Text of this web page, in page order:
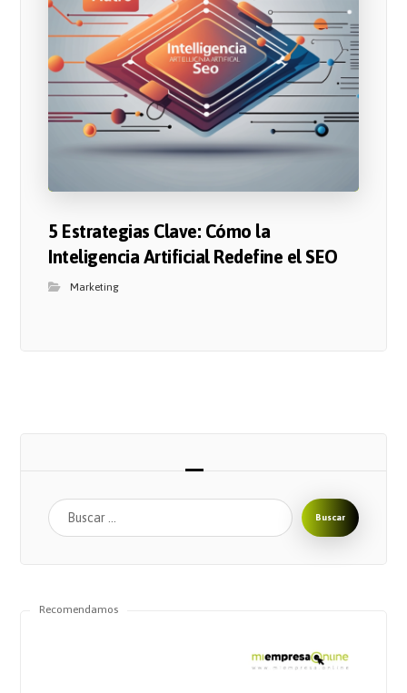
5 Estrategias Clave: Cómo la
Inteligencia Artificial Redefine el SEO
Marketing
Buscar
Recomendamos